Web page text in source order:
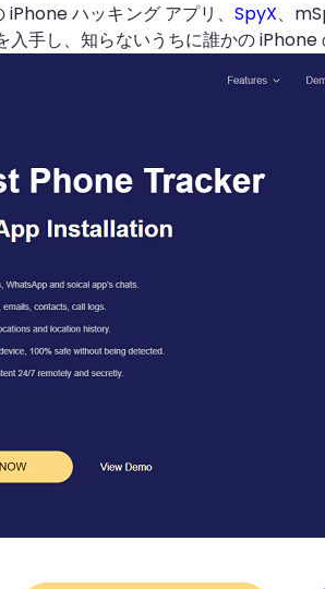
iPhone ハッキング アプリ、SpyX、
手し、知らないうちに誰かの iPhone